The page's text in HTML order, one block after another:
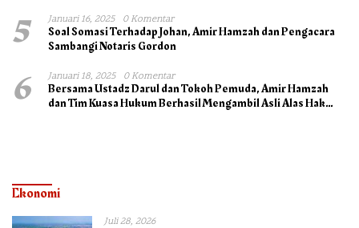
5 Januari 16, 2025 0 Komentar
Soal Somasi Terhadap Johan, Amir Hamzah dan Pengacara
Sambangi Notaris Gordon
6 Januari 18, 2025 0 Komentar
Bersama Ustadz Darul dan Tokoh Pemuda, Amir Hamzah
dan Tim Kuasa Hukum Berhasil Mengambil Asli Alas Hak
Ekonomi
Juli 28, 2026